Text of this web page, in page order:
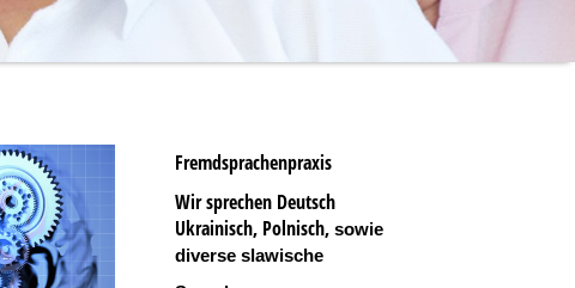
Fremdsprachenpraxis
Wir sprechen Deutsch
Ukrainisch, Polnisch, sowie
diverse slawische